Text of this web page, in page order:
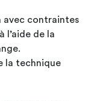
avec contraintes
l’aide de la
la technique